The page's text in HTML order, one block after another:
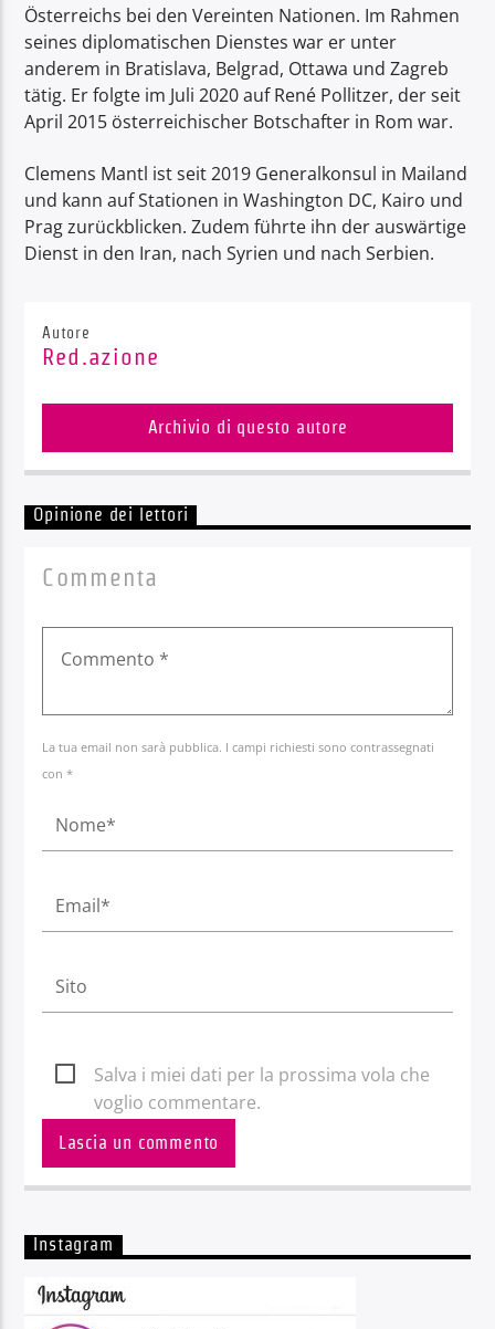
Österreichs bei den Vereinten Nationen. Im Rahmen
seines diplomatischen Dienstes war er unter
anderem in Bratislava, Belgrad, Ottawa und Zagreb
tätig. Er folgte im Juli 2020 auf René Pollitzer, der seit
April 2015 österreichischer Botschafter in Rom war.
Clemens Mantl ist seit 2019 Generalkonsul in Mailand
und kann auf Stationen in Washington DC, Kairo und
Prag zurückblicken. Zudem führte ihn der auswärtige
Dienst in den Iran, nach Syrien und nach Serbien.
Autore
Red.azione
Archivio di questo autore
Opinione dei lettori
Commenta
La tua email non sarà pubblica. I campi richiesti sono contrassegnati
con *
Salva i miei dati per la prossima vola che
voglio commentare.
Instagram